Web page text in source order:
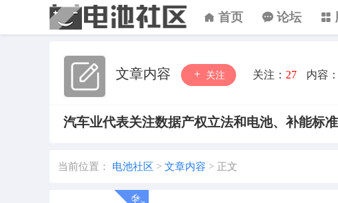
首页 论坛
文章内容 关注 关注： 27 内容：
汽车业代表关注数据产权立法和电池、补能标
当前位置： 电池社区 > 文章内容 > 正文